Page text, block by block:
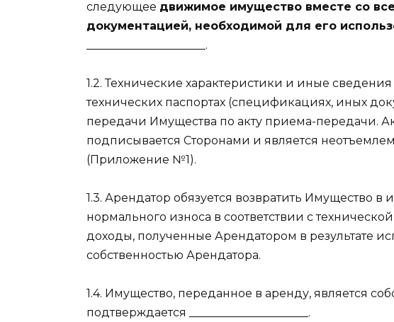
следующее движимое имущество вместе со
документацией, необходимой для его
_____________________.
1.2. Технические характеристики и иные
технических паспортах (спецификациях, иных
передачи Имущества по акту приема-передачи.
подписывается Сторонами и является
(Приложение №1).
1.3. Арендатор обязуется возвратить Имущество в
нормального износа в соответствии с
доходы, полученные Арендатором в результате
собственностью Арендатора.
1.4. Имущество, переданное в аренду, является
подтверждается _____________________.